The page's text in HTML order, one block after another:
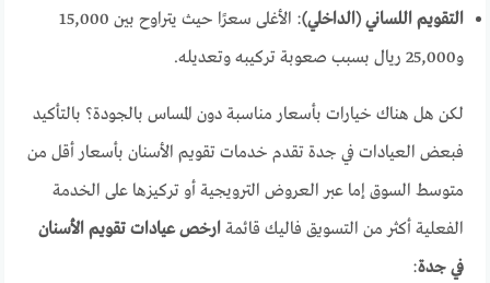
التقويم اللساني (الداخلي)
: الأغلى سعرًا حيث يتراوح بين 15,000
و25,000 ريال بسبب صعوبة تركيبه وتعديله.
لكن هل هناك خيارات بأسعار مناسبة دون المساس بالجودة؟ بالتأكيد
فبعض العيادات في جدة تقدم خدمات تقويم الأسنان بأسعار أقل من
متوسط السوق إما عبر العروض الترويجية أو تركيزها على الخدمة
الفعلية أكثر من التسويق فاليك قائمةارخص عيادات تقويم الأسنان
في جدة: